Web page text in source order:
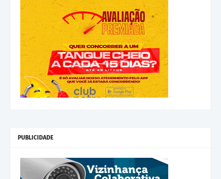
PUBLICIDADE